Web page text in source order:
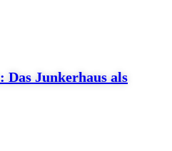
Das Junkerhaus als